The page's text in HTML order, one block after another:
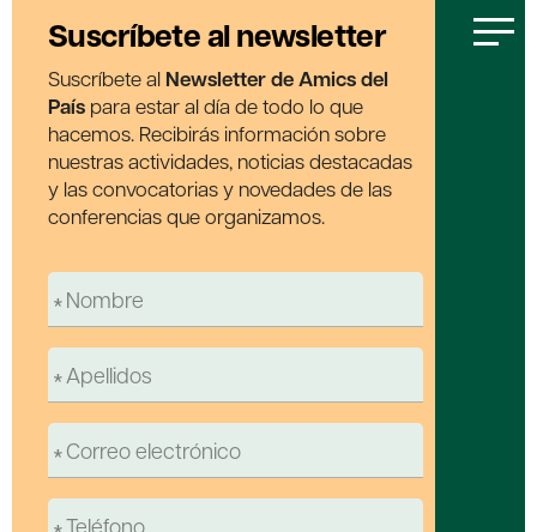
Suscríbete al newsletter
Suscríbete al Newsletter de Amics del
País para estar al día de todo lo que
hacemos. Recibirás información sobre
nuestras actividades, noticias destacadas
y las convocatorias y novedades de las
conferencias que organizamos.